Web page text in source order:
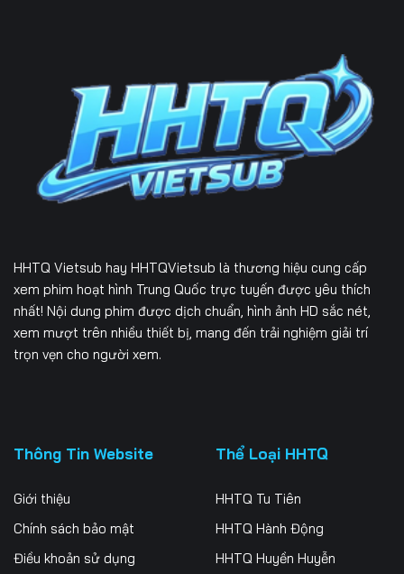
HHTQ Vietsub hay HHTQVietsub là thương hiệu cung cấp
xem phim hoạt hình Trung Quốc trực tuyến được yêu thích
nhất! Nội dung phim được dịch chuẩn, hình ảnh HD sắc nét,
xem mượt trên nhiều thiết bị, mang đến trải nghiệm giải trí
trọn vẹn cho người xem.
Thông Tin Website
Giới thiệu
Chính sách bảo mật
Điều khoản sử dụng
Thể Loại HHTQ
HHTQ Tu Tiên
HHTQ Hành Động
HHTQ Huyền Huyễn